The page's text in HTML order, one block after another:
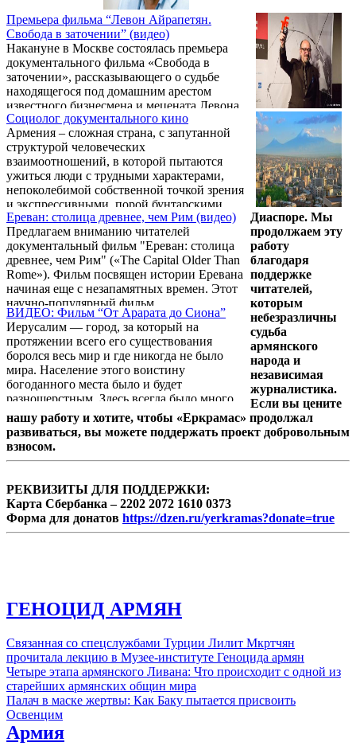
Премьера фильма “Левон Айрапетян.
Свобода в заточении” (видео)
Накануне в Москве состоялась премьера
документального фильма «Свобода в
заточении», рассказывающего о судьбе
находящегося под домашним арестом
известного бизнесмена и мецената Левона
Айрапетяна. Зрителю открывается его
жизнь, мировоззрение и реализованные
инициативы. В фильме проливается свет на
некоторые аспекты уголовного дела, по
которому проходит Левон Айрапетян. Об
отношении к нему в ленте высказываются
представители российской политической и
культурной элиты, в том числе министр
иностранных ...
Социолог документального кино
Армения – сложная страна, с запутанной
структурой человеческих
взаимоотношений, в которой пытаются
ужиться люди с трудными характерами,
непоколебимой собственной точкой зрения
и экспрессивными, порой бунтарскими
нравами. Это люди с безграничным
внутренним стремлением к свободе,
которое нередко разбивается о стену
закостенелой патриархальности. В то же
время это народ, сотканный из
индивидуальностей, каждая из которых
пытается найти свое особое место под
солнцем. Это нередко приводит к
конфликту ...
Ереван: столица древнее, чем Рим (видео)
Предлагаем вниманию читателей
документальный фильм "Ереван: столица
древнее, чем Рим" («The Capital Older Than
Rome»). Фильм посвящен истории Еревана
начиная еще с незапамятных времен. Этот
научно-популярный фильм
продолжительностью в 45 минут
представляет историю Еревана. Фильм
богат иллюстрационным материалом,
артефактами, найденными во время
раскопок, свидетельствами летописцев,
древними картами, богатыми фото- и
видеоматериалами, в том числе архивными
документами. В фильме представлено ...
ВИДЕО: Фильм “От Арарата до Сиона”
Иерусалим — город, за который на
протяжении всего его существования
боролся весь мир и где никогда не было
мира. Население этого воистину
богоданного места было и будет
разношерстным. Здесь всегда было много
армянских церквей и паломников-армян.
Какое же место занимали наши
соотечественники на Святой Земле? И
интересующимся даст документальный
фильм «От Арарата до Сиона». Его
создатели прошли по тому пути, по
которому ...
Диаспоре. Мы
продолжаем эту
работу
благодаря
поддержке
читателей,
которым
небезразличны
судьба
армянского
народа и
независимая
журналистика.
Если вы цените
нашу работу и хотите, чтобы «Еркрамас» продолжал
развиваться, вы можете поддержать проект добровольным
взносом.
РЕКВИЗИТЫ ДЛЯ ПОДДЕРЖКИ:
Карта Сбербанка – 2202 2072 1610 0373
Форма для донатов https://dzen.ru/yerkramas?donate=true
ГЕНОЦИД АРМЯН
Связанная со спецслужбами Турции Лилит Мкртчян
прочитала лекцию в Музее-институте Геноцида армян
Четыре этапа армянского Ливана: Что происходит с одной из
старейших армянских общин мира
Палач в маске жертвы: Как Баку пытается присвоить
Освенцим
Армия